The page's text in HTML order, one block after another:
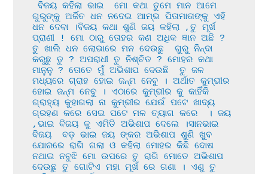
ବିଜୟ କହିଲା ଭାଇ  ମୋ କଥା ତୁମେ ମାନ ଆମେ
ଗୁରୁଙ୍କୁ ଅର୍ଜିତ ଧନ ନଦେଇ ଆମ୍ଭ ପିତାମାତାଙ୍କୁ ଏହି
ଧନ ଦେବା ।ବିଜୟ କଥା ଶୁଣି ଜୟ କହିଲା ,ତୁ ମୂର୍ଖ
ପ୍ରାଣୀ ! ମୋ ଠାରୁ ତୋହର କଣ ଅଧିକ ଜ୍ଞାନ ଅଛି ?
ତୁ ଖାଲି ଧନ ଲୋଭାରେ ମନ ଦେଉଛୁ  ଗୁରୁ ନିନ୍ଦା
କରୁଛୁ ତୁ ? ଅପରାଧୀ ତୁ ନିଶ୍ଚିତ ? ମୋହର କଥା
ମାନୁନୁ ? ତୋତେ ମୁଁ ଅଭିଶାପ ଦେଉଛି  ତୁ ଜଳ
ମଧ୍ୟରେ ଗ୍ରାହ ହୋଇ ଜନ୍ମ ନେବୁ । ଅର୍ଥାତ କୁମ୍ଭୀର
ହୋଇ ଜନ୍ମ ନେବୁ । ଏଠାରେ କୁମ୍ଭୀର କୁ କାହିଁକି
ଗ୍ରାହ୍ୟ କୁହାଗଲା ନା କୁମ୍ଭୀର ଯେଉଁ ପଟେ ଖାଦ୍ୟ
ଗ୍ରହଣ କରେ ସେଇ ପଟେ ମଳ ତ୍ୟାଗ କରେ  । ଜୟ
,ଭାଇ ବିଜୟ କୁ ଏମିତି ଅଭିଶାପ ଦେଲେ ।ସାନଭାଇ
ବିଜୟ  ବଡ଼ ଭାଇ ଜୟ ଙ୍କର ଅଭିଶାପ ଶୁଣି ଖୁବ
ଯୋରରେ ରାଗି ଗଲା ଓ କହିଲା ମୋହର କିଛି ଦୋଷ
ନଥାଇ ନବୁଝି ମୋ ଉପରେ ତୁ ରାଗି ମୋତେ ଅଭିଶାପ
ଦେଉଛୁ ତୁ ଗୋଟିଏ ମହା ମୂର୍ଖ ରେ ଗଣା । ଏଣୁ ତୁ